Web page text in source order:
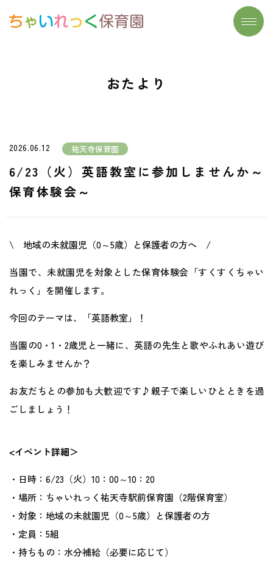
- 読み聞かせ
地域との関わり
よくあるご質問
運営会社
採用サイト
おたより
2026.06.12 祐天寺保育園
6/23（火）英語教室に参加しませんか～
保育体験会～
\ 地域の未就園児（0～5歳）と保護者の方へ /
当園で、未就園児を対象とした保育体験会「すくすくちゃい
れっく」を開催します。
今回のテーマは、「英語教室」！
当園の0・1・2歳児と一緒に、英語の先生と歌やふれあい遊び
を楽しみませんか？
お友だちとの参加も大歓迎です♪親子で楽しいひとときを過
ごしましょう！
<イベント詳細＞
・日時：6/23（火）10：00～10：20
・場所：ちゃいれっく祐天寺駅前保育園（2階保育室）
・対象：地域の未就園児（0～5歳）と保護者の方
・定員：5組
・持ちもの：水分補給（必要に応じて）